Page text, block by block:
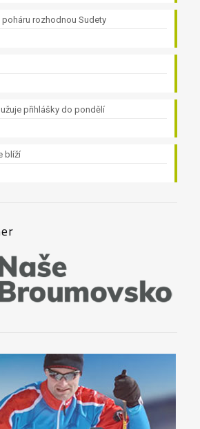
poháru rozhodnou Sudety
přihlášky do pondělí
blíží